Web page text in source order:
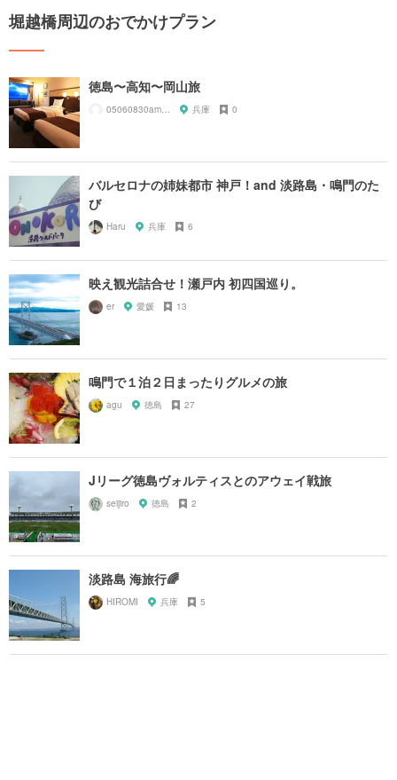
堀越橋周辺のおでかけプラン
徳島〜高知〜岡山旅
05060830amnos 兵庫 0
バルセロナの姉妹都市 神戸！and 淡路島・鳴門のた
び
Haru 兵庫 6
映え観光詰合せ！瀬戸内 初四国巡り。
er 愛媛 13
鳴門で１泊２日まったりグルメの旅
agu 徳島 27
Jリーグ徳島ヴォルティスとのアウェイ戦旅
seijiro 徳島 2
淡路島 海旅行🌈
HIROMI 兵庫 5